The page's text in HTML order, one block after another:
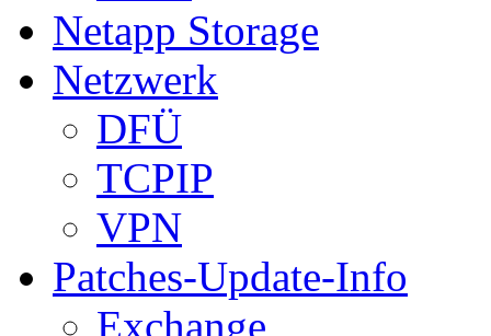
Netapp Storage
Netzwerk
DFÜ
TCPIP
VPN
Patches-Update-Info
Exchange